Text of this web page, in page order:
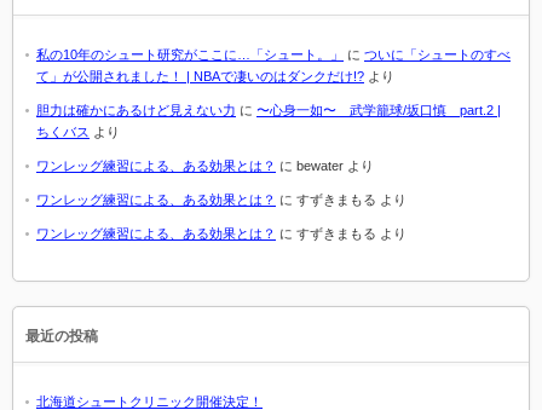
私の10年のシュート研究がここに…「シュート。」 に ついに「シュートのすべ
て」が公開されました！ | NBAで凄いのはダンクだけ!? より
胆力は確かにあるけど見えない力 に 〜心身一如〜 武学籠球/坂口慎 part.2 |
ちくバス より
ワンレッグ練習による、ある効果とは？ に bewater より
ワンレッグ練習による、ある効果とは？ に すずきまもる より
ワンレッグ練習による、ある効果とは？ に すずきまもる より
最近の投稿
北海道シュートクリニック開催決定！